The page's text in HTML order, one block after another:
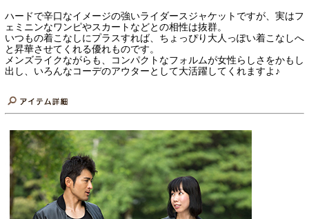
ハードで辛口なイメージの強いライダースジャケットですが、実はフ
ェミニンなワンピやスカートなどとの相性は抜群。
いつもの着こなしにプラスすれば、ちょっぴり大人っぽい着こなしへ
と昇華させてくれる優れものです。
メンズライクながらも、コンパクトなフォルムが女性らしさをかもし
出し、いろんなコーデのアウターとして大活躍してくれますよ♪